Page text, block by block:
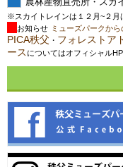
農林産物直売所・スカ
※スカイトレインは１２月~２月
お知らせ ミューズパークか
PICA秩父 ・ フォレストア
ース についてはオフィシャル